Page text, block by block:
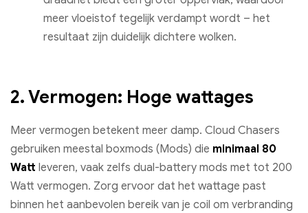
meer vloeistof tegelijk verdampt wordt – het
resultaat zijn duidelijk dichtere wolken.
2. Vermogen: Hoge wattages
Meer vermogen betekent meer damp. Cloud Chasers
gebruiken meestal boxmods (Mods) die minimaal 80
Watt leveren, vaak zelfs dual-battery mods met tot 200
Watt vermogen. Zorg ervoor dat het wattage past
binnen het aanbevolen bereik van je coil om verbranding